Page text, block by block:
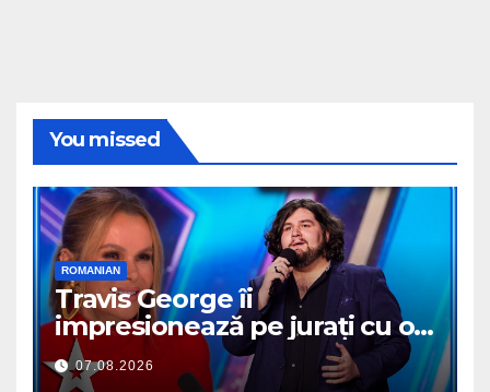
You missed
ROMANIAN
Travis George îi
impresionează pe jurați cu o
reprezentație memorabilă
07.08.2026